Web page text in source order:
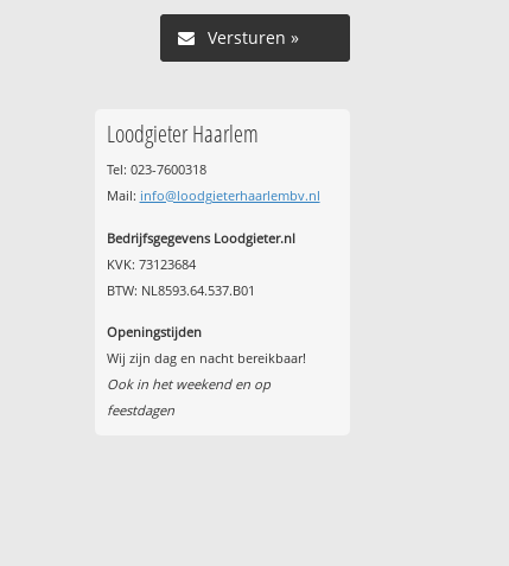
Versturen »
Loodgieter Haarlem
Tel: 023-7600318
Mail: info@loodgieterhaarlembv.nl
Bedrijfsgegevens Loodgieter.nl
KVK: 73123684
BTW: NL8593.64.537.B01
Openingstijden
Wij zijn dag en nacht bereikbaar!
Ook in het weekend en op
feestdagen